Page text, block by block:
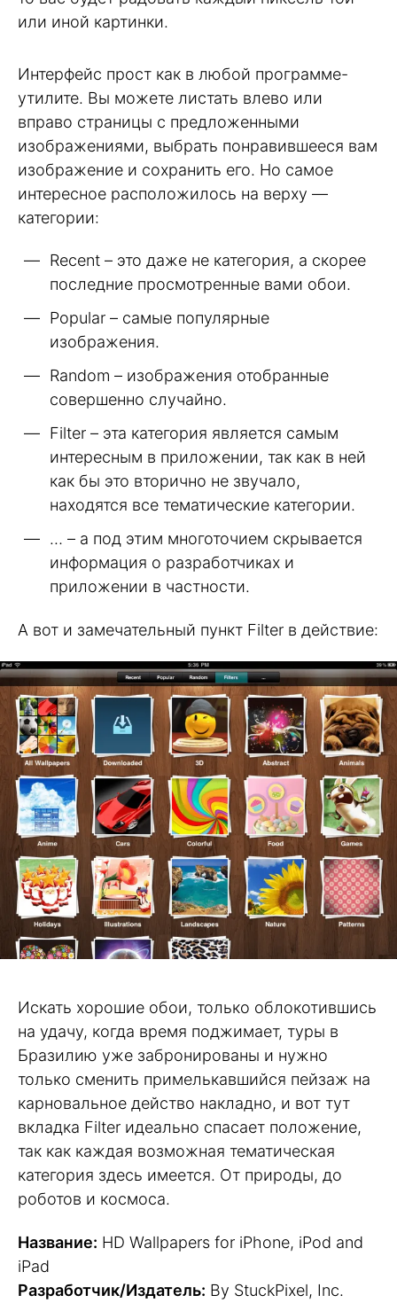
или иной картинки.
Интерфейс прост как в любой программе-
утилите. Вы можете листать влево или
вправо страницы с предложенными
изображениями, выбрать понравившееся вам
изображение и сохранить его. Но самое
интересное расположилось на верху —
категории:
Recent – это даже не категория, а скорее
последние просмотренные вами обои.
Popular – самые популярные
изображения.
Random – изображения отобранные
совершенно случайно.
Filter – эта категория является самым
интересным в приложении, так как в ней
как бы это вторично не звучало,
находятся все тематические категории.
… – а под этим многоточием скрывается
информация о разработчиках и
приложении в частности.
А вот и замечательный пункт Filter в действие:
Искать хорошие обои, только облокотившись
на удачу, когда время поджимает, туры в
Бразилию уже забронированы и нужно
только сменить примелькавшийся пейзаж на
карновальное действо накладно, и вот тут
вкладка Filter идеально спасает положение,
так как каждая возможная тематическая
категория здесь имеется. От природы, до
роботов и космоса.
Название: HD Wallpapers for iPhone, iPod and
iPad
Разработчик/Издатель: By StuckPixel, Inc.